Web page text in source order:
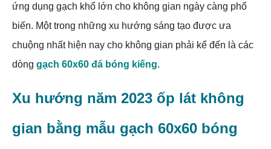
ứng dụng gạch khổ lớn cho không gian ngày càng phổ
biến. Một trong những xu hướng sáng tạo được ưa
chuộng nhất hiện nay cho không gian phải kể đến là các
dòng gạch 60x60 đá bóng kiếng.
Xu hướng năm 2023 ốp lát không
gian bằng mẫu gạch 60x60 bóng